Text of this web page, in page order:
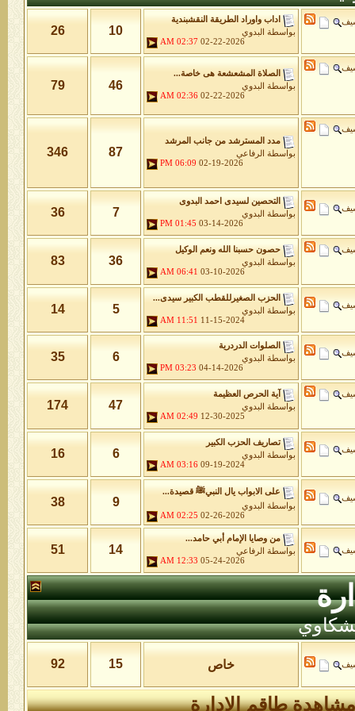
اداب واوراد الطريقة النقشبندية
بواسطة
البدوي
02-22-2026
02:37 AM
10
26
الصلاة المشعشعة هى خاصة...
بواسطة
البدوي
02-22-2026
02:36 AM
46
79
مدد المسترشد من جانب المرشد
بواسطة
الرفاعي
02-19-2026
06:09 PM
87
346
التحصين لسيدى احمد البدوى
بواسطة
البدوي
03-14-2026
01:45 PM
7
36
حصون حسبنا الله ونعم الوكيل
بواسطة
البدوي
03-10-2026
06:41 AM
36
83
الحزب الصغيرللقطب الكبير سيدى...
بواسطة
البدوي
11-15-2024
11:51 AM
5
14
الصلوات الدردرية
بواسطة
البدوي
04-14-2026
03:23 PM
6
35
آية الحرص العظيمة
بواسطة
البدوي
12-30-2025
02:49 AM
47
174
تصاريف الحزب الكبير
بواسطة
البدوي
09-19-2024
03:16 AM
6
16
على الابواب يال النبيﷺ قصيدة...
بواسطة
البدوي
02-26-2026
02:25 AM
9
38
من وصايا الإمام أبي حامد...
بواسطة
الرفاعي
05-24-2026
12:33 AM
14
51
خاص 15
92
طاقم الإدارة